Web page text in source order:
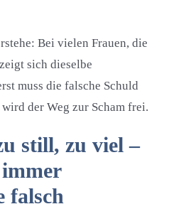
Bei vielen Frauen, die
sich dieselbe
muss die falsche Schuld
der Weg zur Scham frei.
still, zu viel –
falsch